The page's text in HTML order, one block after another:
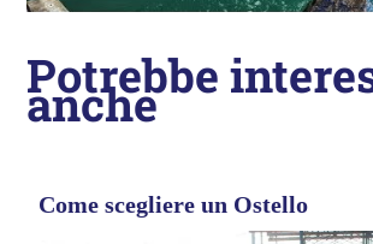
Potrebbe
anche
Come scegliere un Ostello